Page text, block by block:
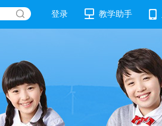
登录 教学助手